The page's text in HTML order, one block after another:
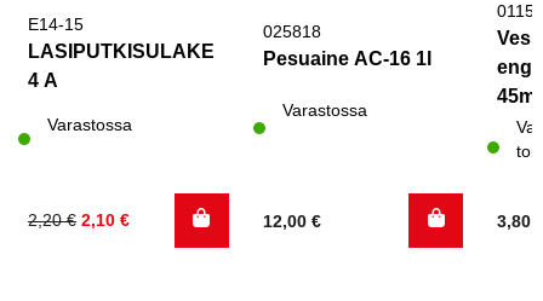
E14-15
LASIPUTKISULAKE
4 A
Varastossa
2,20€
Alkuperäinen
2,10 €
Nykyinen
025818
Pesuaine AC-16 1l
Varastossa
12,00 € 3,80